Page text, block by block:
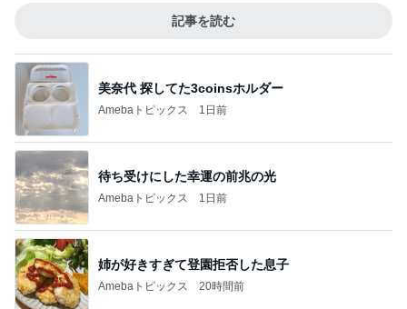
記事を読む
美奈代 探してた3coinsホルダー
Amebaトピックス 1日前
待ち受けにした幸運の前兆の光
Amebaトピックス 1日前
姉が好きすぎて登園拒否した息子
Amebaトピックス 20時間前